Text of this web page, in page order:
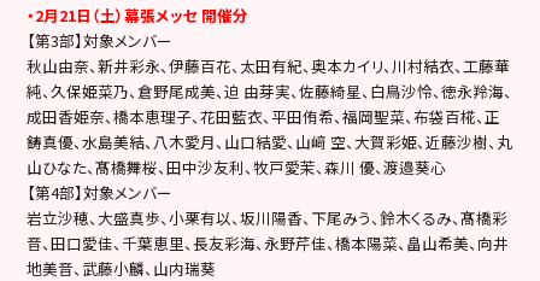
・2月21日（土）幕張メッセ 開催分
【第3部】対象メンバー
秋山由奈、新井彩永、伊藤百花、太田有紀、奥本カイリ、川村結衣、工藤華
純、久保姫菜乃、倉野尾成美、迫 由芽実、佐藤綺星、白鳥沙怜、徳永羚海、
成田香姫奈、橋本恵理子、花田藍衣、平田侑希、福岡聖菜、布袋百椛、正
鋳真優、水島美結、八木愛月、山口結愛、山﨑 空、大賀彩姫、近藤沙樹、丸
山ひなた、髙橋舞桜、田中沙友利、牧戸愛茉、森川 優、渡邉葵心
【第4部】対象メンバー
岩立沙穂、大盛真歩、小栗有以、坂川陽香、下尾みう、鈴木くるみ、髙橋彩
音、田口愛佳、千葉恵里、長友彩海、永野芹佳、橋本陽菜、畠山希美、向井
地美音、武藤小麟、山内瑞葵